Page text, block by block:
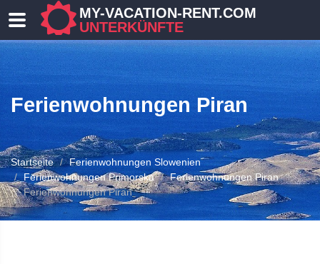
MY-VACATION-RENT.COM
UNTERKÜNFTE
Ferienwohnungen Piran
Startseite
Ferienwohnungen Slowenien
Ferienwohnungen Primorska
Ferienwohnungen Piran
Ferienwohnungen Piran